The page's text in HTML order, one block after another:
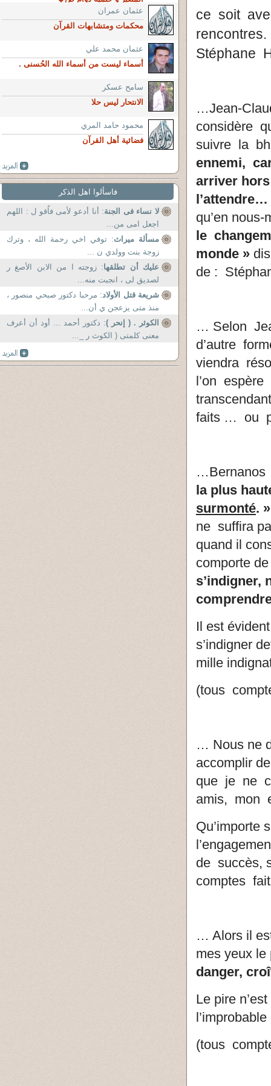
ce soit
Stéphane
…Jean-
considère
suivre la
ennemi,
arriver
l’attendre…
qu’en
le
monde »
de :
… Selon
d’autre
viendra
l’on
faits … ou
…Bernanos
la plus
surmonté.
ne suffira
quand il
comporte
s’indigner,
Il est
s’indigner
mille
(tous
… Nous ne
accomplir
que je ne
amis, mon
Qu’importe
de succès,
comptes
… Alors il
mes yeux
danger,
Le pire
(tous
عثمان عمران
محكمات ومتشابهات القرآن
عثمان محمد علي
أسماء ليست من أسماء الله الحُسنى .
سامح عسكر
الانتحار ليس حلا
محمود حامد المري
فضائية أهل القرآن
فاسألوا اهل الذكر
لا نساء فى الجنة: أنا أدعو لأمى فاٌقو ل : اللهم
اجعل امى من...
مسألة ميراث: توفي اخي رحمة الله ، وترك
زوجة بنت وولدي ن ...
عليك أن تطلقها: زوجته ا من الابن الأصغ ر
لصديق لى ، انجبت منه...
شريعة قتل الأولاد: مرحبا دكتور صبحي منصور ،
منذ متى يزعجن ي أن...
الكوثر . ( إنحر ): دكتور أحمد ... أود أن أعرف
معنى كلمتى ( الكوث ر _...